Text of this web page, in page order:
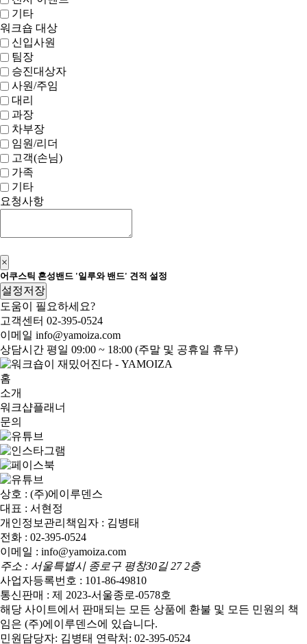
기타
워크숍 대상
신입사원
팀장
승진대상자
사원/주임
대리
과장
차부장
임원/리더
고객(손님)
가족
기타
요청사항
×
어쿠스틱 혼성밴드 '일루와 밴드' 견적 설정
설정저장
도움이 필요하세요?
고객센터 02-395-0524
이메일 info@yamoiza.com
상담시간 평일 09:00 ~ 18:00 (주말 및 공휴일 휴무)
홈
소개
워크샵플래너
문의
상호 : (주)에이루덴스
대표 : 서현정
개인정보관리책임자 : 김병태
전화 : 02-395-0524
이메일 : info@yamoiza.com
주소 : 서울특별시 종로구 평창30길 27 2층
사업자등록번호 : 101-86-49810
통신판매 : 제 2023-서울종로-0578호
해당 사이트에서 판매되는 모든 상품에 환불 및 모든 민원의 책
임은 (주)에이루덴스에 있습니다.
민원담당자: 김병태 연락처: 02-395-0524